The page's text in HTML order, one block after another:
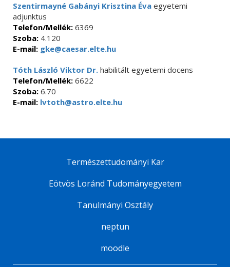
Szentirmayné Gabányi Krisztina Éva egyetemi
adjunktus
Telefon/Mellék: 6369
Szoba: 4.120
E-mail: gke@caesar.elte.hu
Tóth László Viktor Dr. habilitált egyetemi docens
Telefon/Mellék: 6622
Szoba: 6.70
E-mail: lvtoth@astro.elte.hu
Természettudományi Kar
Eötvös Loránd Tudományegyetem
Tanulmányi Osztály
neptun
moodle